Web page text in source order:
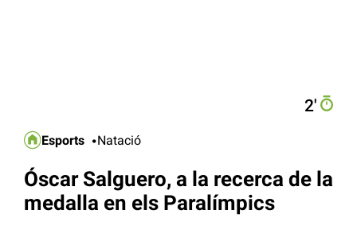
2′
Esports Natació
Óscar Salguero, a la recerca de la
medalla en els Paralímpics